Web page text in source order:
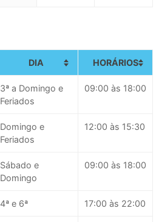
DIA HORÁRIOS
3ª a Domingo e
Feriados
09:00 às 18:00
Domingo e
Feriados
12:00 às 15:30
Sábado e
Domingo
09:00 às 18:00
4ª e 6ª 17:00 às 22:00